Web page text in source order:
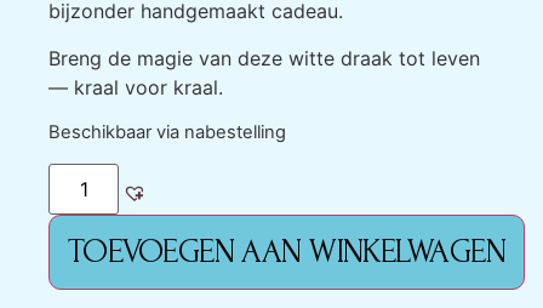
bijzonder handgemaakt cadeau.
Breng de magie van deze witte draak tot leven
— kraal voor kraal.
Beschikbaar via nabestelling
TOEVOEGEN AAN WINKELWAGEN